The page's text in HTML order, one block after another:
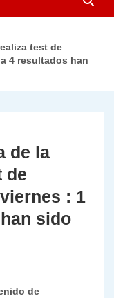
test de
4 resultados han
de la
de
: 1
sido
de